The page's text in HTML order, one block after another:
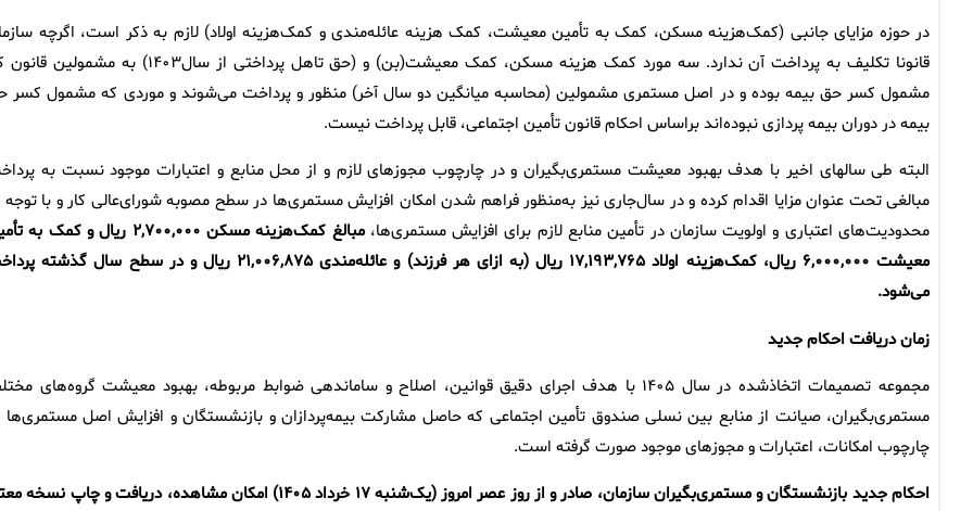
در حوزه مزایای جانبی (کمک‌هزینه مسکن، کمک به تأمین معیشت، کمک هزینه عائله‌مندی و کمک‌هزینه اولاد) لازم به ذکر است، اگرچه
قانونا تکلیف به پرداخت آن ندارد. سه مورد کمک هزینه مسکن، کمک معیشت(بن) و (حق تاهل پرداختی از سال۱۴۰۳) به
مشمول کسر حق بیمه بوده و در اصل مستمری مشمولین (محاسبه میانگین دو سال آخر) منظور و پرداخت می‌شوند و موردی که مشمول کسر
بیمه در دوران بیمه پردازی نبوده‌اند براساس احکام قانون تأمین اجتماعی، قابل پرداخت نیست.
البته طی سالهای اخیر با هدف بهبود معیشت مستمری‌بگیران و در چارچوب مجوزهای لازم و از محل منابع و اعتبارات موجود نسبت به
مبالغی تحت عنوان مزایا اقدام کرده و در سال‌جاری نیز به‌منظور فراهم شدن امکان افزایش مستمری‌ها در سطح مصوبه شورای‌عالی کار و با توجه
محدودیت‌های اعتباری و اولویت سازمان در تأمین منابع لازم برای افزایش مستمری‌ها،
مبالغ کمک‌هزینه مسکن ۲,۷۰۰,۰۰۰ ریال و کمک
معیشت ۶,۰۰۰,۰۰۰ ریال، کمک‌هزینه اولاد ۱۷,۱۹۳,۷۶۵ ریال (به ازای هر فرزند) و عائله‌مندی ۲۱,۰۰۶,۸۷۵ ریال و در سطح سال
می‌شود.
زمان دریافت احکام جدید
مجموعه تصمیمات اتخاذشده در سال ۱۴۰۵ با هدف اجرای دقیق قوانین، اصلاح و ساماندهی ضوابط مربوطه، بهبود معیشت گروه‌های
مستمری‌بگیران، صیانت از منابع بین نسلی صندوق تأمین اجتماعی که حاصل مشارکت بیمه‌پردازان و بازنشستگان و افزایش اصل مستمری‌ها
چارچوب امکانات، اعتبارات و مجوزهای موجود صورت گرفته است.
احکام جدید بازنشستگان و مستمری‌بگیران سازمان، صادر و از روز عصر امروز (یک‌شنبه ۱۷ خرداد ۱۴۰۵) امکان مشاهده، دریافت و چاپ